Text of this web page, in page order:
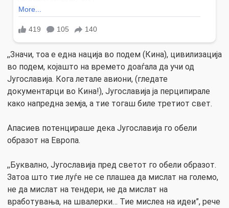
,,Значи, тоа е една нација во подем (Кина), цивилизација
во подем, којашто на времето доаѓала да учи од
Југославија. Кога летале авиони, (гледате
документарци во Кина!), Југославија ја перципирале
како напредна земја, а тие тогаш биле третиот свет.
Апасиев потенцираше дека Југославија го обели
образот на Европа.
,,Буквално, Југославија пред светот го обели образот.
Затоа што тие луѓе не се плашеа да мислат на големо,
не да мислат на тендери, не да мислат на
вработувања, на швалерки… Тие мислеа на идеи”, рече